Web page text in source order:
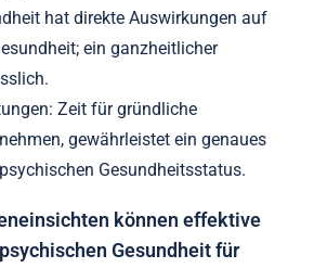
hat direkte Auswirkungen auf
ein ganzheitlicher
Zeit für gründliche
gewährleistet ein genaues
Gesundheitsstatus.
können effektive
Gesundheit für